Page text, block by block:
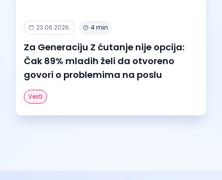
23.06.2026. 4 min
Za Generaciju Z ćutanje nije opcija:
Čak 89% mladih želi da otvoreno
govori o problemima na poslu
Vesti